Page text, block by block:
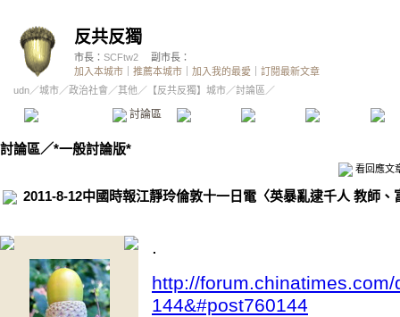
反共反獨
市長： SCFtw2
副市長：
加入本城市
推薦本城市 加入我的最愛
訂閱最新文章
udn／城市／政治社會 ／其他 ／ 【反共反獨】城市／討論區／
討論區 精華區 投票區 影像館
討論區／*一般討論版*
看回應文
2011-8-12中國時報江靜玲倫敦十一日電〈英暴亂逮千人 教師、
.
http://
144&#post760144